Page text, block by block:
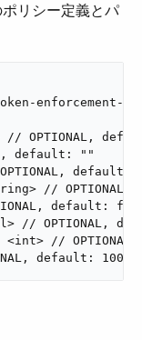
リシー定義とパ
enforcement-
// OPTIONAL,
default: ""
default:
// OPTIONAL,
default:
// OPTIONAL,
<int> //
default: 1000